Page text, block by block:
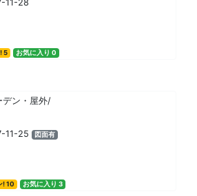
11-28
5 お気に入り 0
ン・屋外/
11-25 図面有
! 10 お気に入り 3